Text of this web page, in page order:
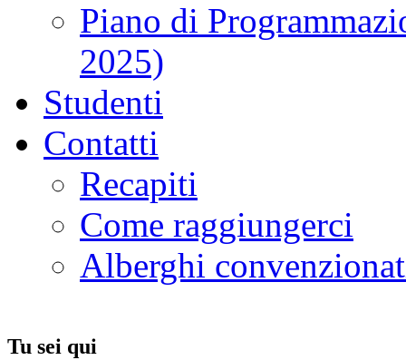
Piano di
2025)
Studenti
Contatti
Recapiti
Come raggiungerci
Alberghi
Tu sei qui